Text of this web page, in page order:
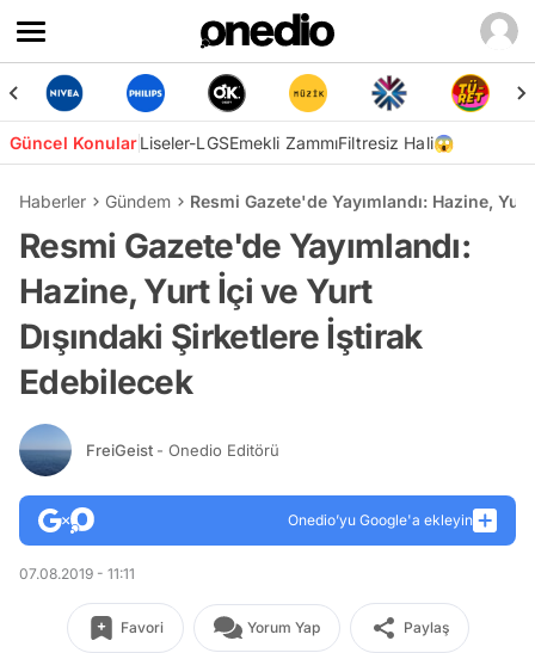
Güncel KonularLiseler-LGSEmekli ZammıFiltresiz Hali😱
Haberler Gündem Resmi Gazete'de Yayımlandı: Hazine,
Resmi Gazete'de Yayımlandı:
Hazine, Yurt İçi ve Yurt
Dışındaki Şirketlere İştirak
Edebilecek
FreiGeist - Onedio Editörü
Onedio’yu Google'a ekleyin
07.08.2019 - 11:11
Favori Yorum Yap Paylaş